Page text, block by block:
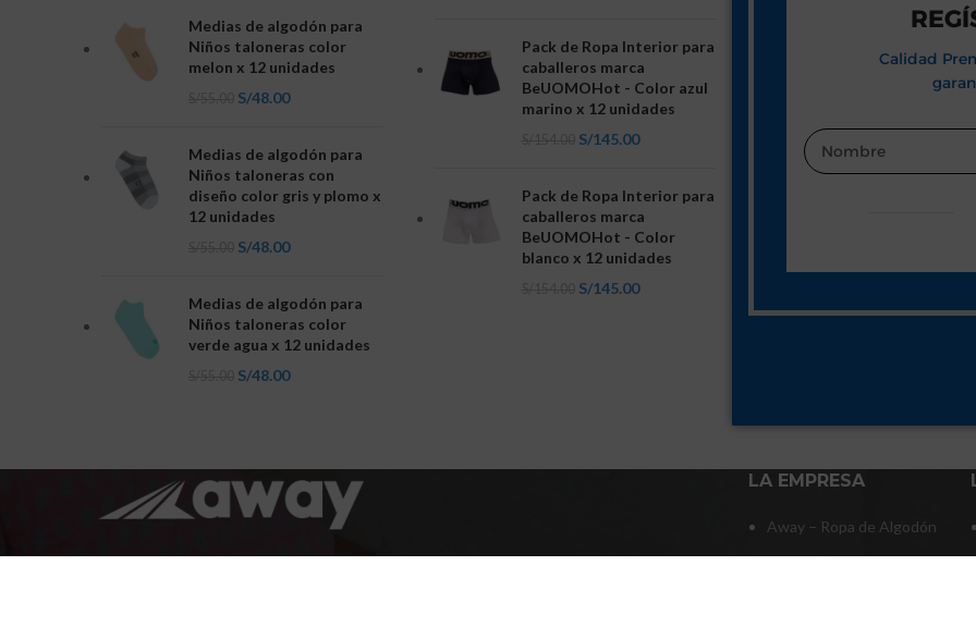
Medias de algodón para
Niños taloneras color
melon x 12 unidades
S/48.00
Medias de algodón para
Niños taloneras con
diseño color gris y plomo x
12 unidades
S/48.00
Medias de algodón para
Niños taloneras color
verde agua x 12 unidades
S/48.00
Pack de Ropa Interior para
caballeros marca
BeUOMOHot - Color azul
marino x 12 unidades
S/145.00
Pack de Ropa Interior para
caballeros marca
BeUOMOHot - Color
blanco x 12 unidades
S/145.00
Calidad
LA EMPRESA
Away – Ropa de Algodón
Nosotros